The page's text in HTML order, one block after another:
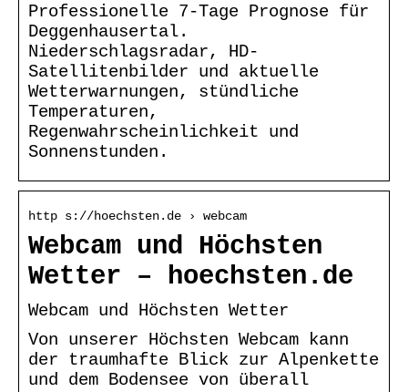
Professionelle 7-Tage Prognose für
Deggenhausertal.
Niederschlagsradar, HD-
Satellitenbilder und aktuelle
Wetterwarnungen, stündliche
Temperaturen,
Regenwahrscheinlichkeit und
Sonnenstunden.
http s://hoechsten.de › webcam
Webcam und Höchsten
Wetter – hoechsten.de
Webcam und Höchsten Wetter
Von unserer Höchsten Webcam kann
der traumhafte Blick zur Alpenkette
und dem Bodensee von überall